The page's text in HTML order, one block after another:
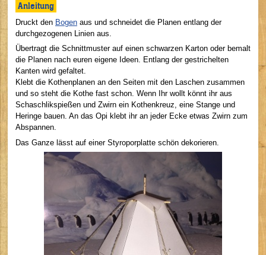
Anleitung
Druckt den Bogen aus und schneidet die Planen entlang der
durchgezogenen Linien aus.
Übertragt die Schnittmuster auf einen schwarzen Karton oder bemalt
die Planen nach euren eigene Ideen. Entlang der gestrichelten
Kanten wird gefaltet.
Klebt die Kothenplanen an den Seiten mit den Laschen zusammen
und so steht die Kothe fast schon. Wenn Ihr wollt könnt ihr aus
Schaschlikspießen und Zwirn ein Kothenkreuz, eine Stange und
Heringe bauen. An das Opi klebt ihr an jeder Ecke etwas Zwirn zum
Abspannen.
Das Ganze lässt auf einer Styroporplatte schön dekorieren.